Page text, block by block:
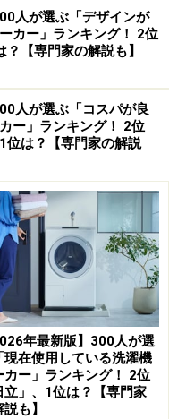
人が選ぶ「デザインが
カー」ランキング！ 2位
？【専門家の解説も】
人が選ぶ「コスパが良
ー」ランキング！ 2位
位は？【専門家の解説
年最新版】300人が選
現在使用している洗濯機
カー」ランキング！ 2位
立」、1位は？【専門家
も】